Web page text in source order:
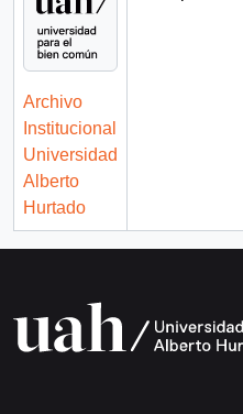
Archivo
Institucional
Universidad
Alberto
Hurtado